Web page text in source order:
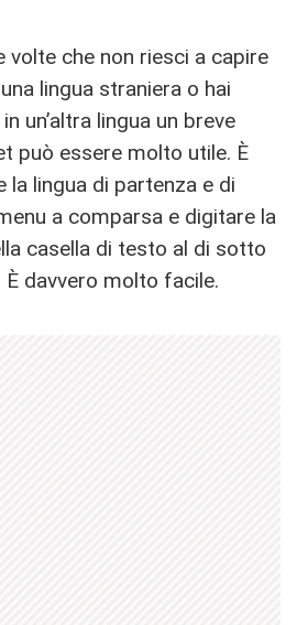
volte che non riesci a capire
lingua straniera o hai
un’altra lingua un breve
può essere molto utile. È
la lingua di partenza e di
a comparsa e digitare la
casella di testo al di sotto
È davvero molto facile.